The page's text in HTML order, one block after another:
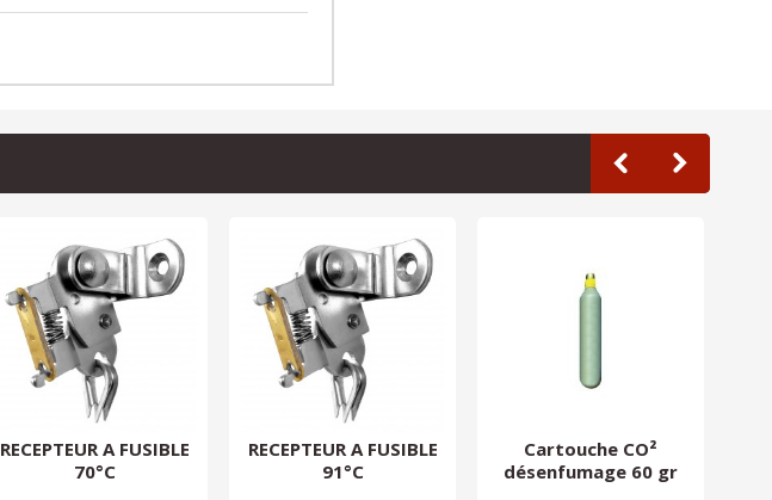
RECEPTEUR A FUSIBLE
70°C
RECEPTEUR A FUSIBLE
91°C
Cartouche CO²
désenfumage 60 gr